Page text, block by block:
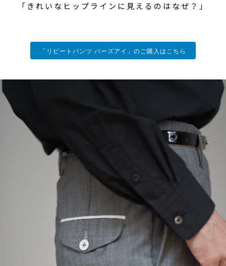
「きれいなヒップラインに見えるのはなぜ？」
「リピートパンツ バーズアイ」のご購入はこちら